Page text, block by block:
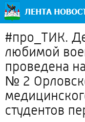
#про_ТИК.
любимой
проведена
№ 2
студентов